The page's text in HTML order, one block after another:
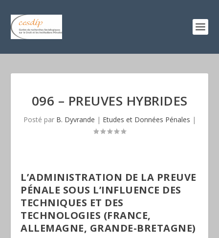
096 – PREUVES HYBRIDES
Posté par B. Dyvrande | Etudes et Données Pénales |
L’ADMINISTRATION DE LA PREUVE
PÉNALE SOUS L’INFLUENCE DES
TECHNIQUES ET DES
TECHNOLOGIES (FRANCE,
ALLEMAGNE, GRANDE-BRETAGNE)